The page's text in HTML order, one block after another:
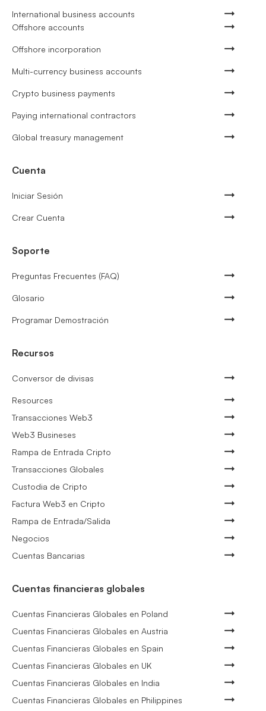
International business accounts
Offshore accounts
Offshore incorporation
Multi-currency business accounts
Crypto business payments
Paying international contractors
Global treasury management
Cuenta
Iniciar Sesión
Crear Cuenta
Soporte
Preguntas Frecuentes (FAQ)
Glosario
Programar Demostración
Recursos
Conversor de divisas
Resources
Transacciones Web3
Web3 Busineses
Rampa de Entrada Cripto
Transacciones Globales
Custodia de Cripto
Factura Web3 en Cripto
Rampa de Entrada/Salida
Negocios
Cuentas Bancarias
Cuentas financieras globales
Cuentas Financieras Globales en Poland
Cuentas Financieras Globales en Austria
Cuentas Financieras Globales en Spain
Cuentas Financieras Globales en UK
Cuentas Financieras Globales en India
Cuentas Financieras Globales en Philippines